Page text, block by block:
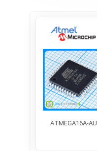
ATMEGA16A-AU